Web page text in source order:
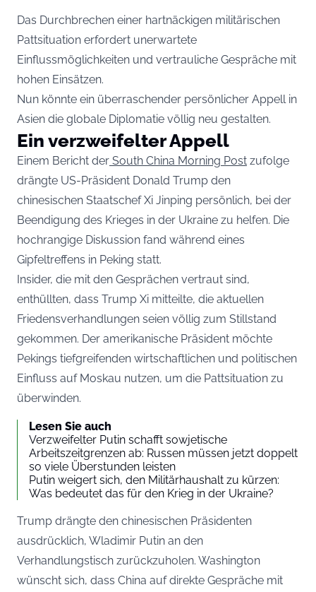
Das Durchbrechen einer hartnäckigen militärischen
Pattsituation erfordert unerwartete
Einflussmöglichkeiten und vertrauliche Gespräche mit
hohen Einsätzen.
Nun könnte ein überraschender persönlicher Appell in
Asien die globale Diplomatie völlig neu gestalten.
Ein verzweifelter Appell
Einem Bericht der South China Morning Post zufolge
drängte US-Präsident Donald Trump den
chinesischen Staatschef Xi Jinping persönlich, bei der
Beendigung des Krieges in der Ukraine zu helfen. Die
hochrangige Diskussion fand während eines
Gipfeltreffens in Peking statt.
Insider, die mit den Gesprächen vertraut sind,
enthüllten, dass Trump Xi mitteilte, die aktuellen
Friedensverhandlungen seien völlig zum Stillstand
gekommen. Der amerikanische Präsident möchte
Pekings tiefgreifenden wirtschaftlichen und politischen
Einfluss auf Moskau nutzen, um die Pattsituation zu
überwinden.
Lesen Sie auch
Verzweifelter Putin schafft sowjetische
Arbeitszeitgrenzen ab: Russen müssen jetzt doppelt
so viele Überstunden leisten
Putin weigert sich, den Militärhaushalt zu kürzen:
Was bedeutet das für den Krieg in der Ukraine?
Trump drängte den chinesischen Präsidenten
ausdrücklich, Wladimir Putin an den
Verhandlungstisch zurückzuholen. Washington
wünscht sich, dass China auf direkte Gespräche mit